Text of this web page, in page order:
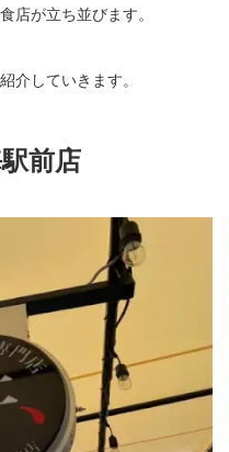
店が立ち並びます。
介していきます。
前店